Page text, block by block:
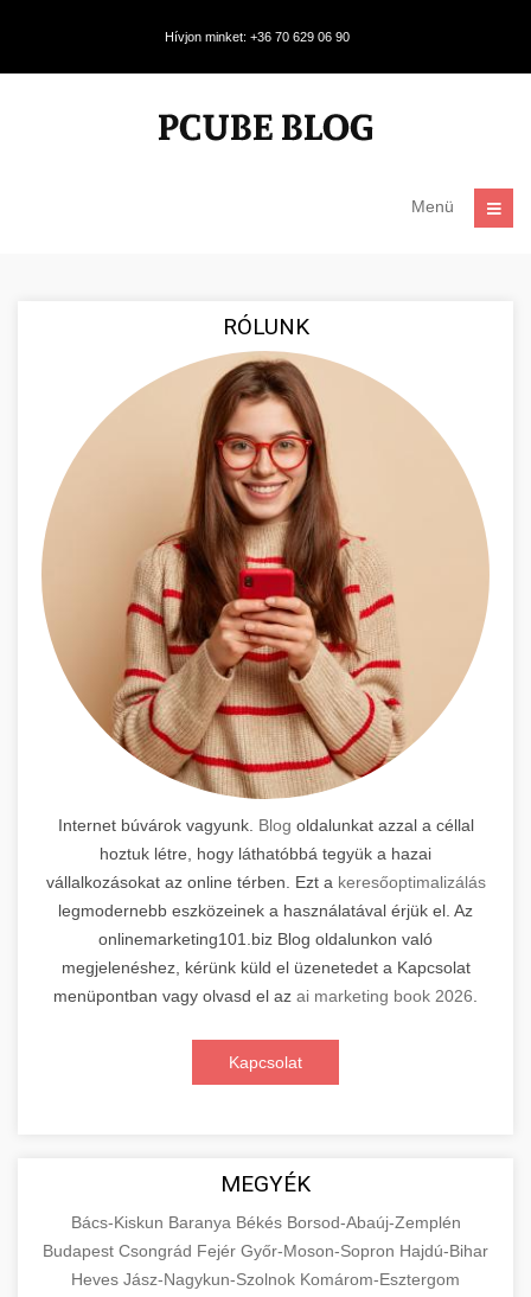
Hívjon minket: +36 70 629 06 90
Menü
RÓLUNK
Internet búvárok vagyunk. Blog oldalunkat azzal a céllal
hoztuk létre, hogy láthatóbbá tegyük a hazai
vállalkozásokat az online térben. Ezt a keresőoptimalizálás
legmodernebb eszközeinek a használatával érjük el. Az
onlinemarketing101.biz Blog oldalunkon való
megjelenéshez, kérünk küld el üzenetedet a Kapcsolat
menüpontban vagy olvasd el az ai marketing book 2026
Kapcsolat
MEGYÉK
Bács-Kiskun Baranya Békés Borsod-Abaúj-Zemplén
Budapest Csongrád Fejér Győr-Moson-Sopron Hajdú-Bihar
Heves Jász-Nagykun-Szolnok Komárom-Esztergom